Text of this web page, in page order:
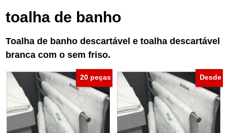
toalha de banho
Toalha de banho descartável e toalha descartável
branca com o sem friso.
20 peças Desde